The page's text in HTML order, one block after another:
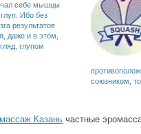
себе мышцы
Ибо без
результатов
даже и в этом,
глупом
союзником,
Казань частные